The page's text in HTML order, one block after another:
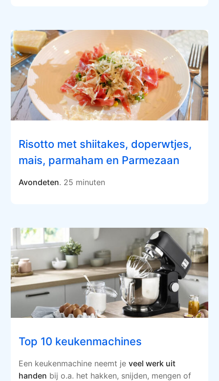
Risotto met shiitakes, doperwtjes,
mais, parmaham en Parmezaan
Avondeten. 25 minuten
Top 10 keukenmachines
Een keukenmachine neemt jeveel werk uit
handen bij o.a. het hakken, snijden, mengen of